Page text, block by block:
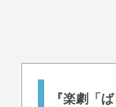
『楽劇「